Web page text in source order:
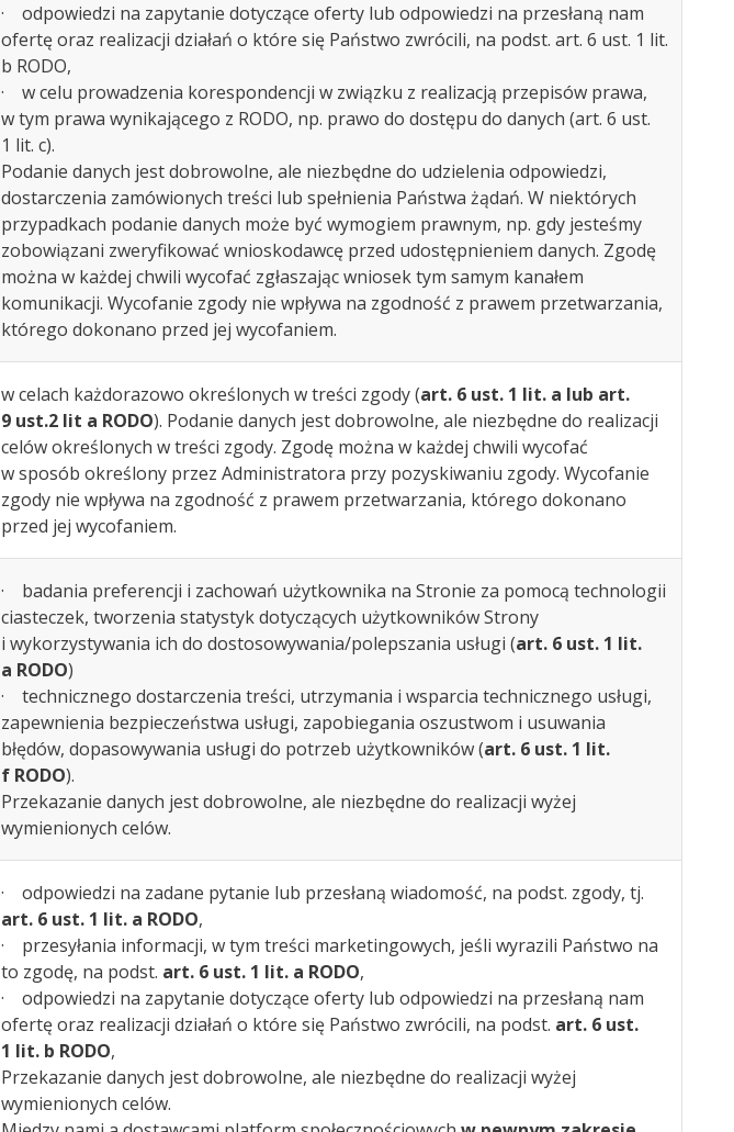
· odpowiedzi na zapytanie dotyczące oferty lub odpowiedzi na przesłaną nam
ofertę oraz realizacji działań o które się Państwo zwrócili, na podst. art. 6 ust. 1 lit.
b RODO,
· w celu prowadzenia korespondencji w związku z realizacją przepisów prawa,
w tym prawa wynikającego z RODO, np. prawo do dostępu do danych (art. 6 ust.
1 lit. c).
Podanie danych jest dobrowolne, ale niezbędne do udzielenia odpowiedzi,
dostarczenia zamówionych treści lub spełnienia Państwa żądań. W niektórych
przypadkach podanie danych może być wymogiem prawnym, np. gdy jesteśmy
zobowiązani zweryfikować wnioskodawcę przed udostępnieniem danych. Zgodę
można w każdej chwili wycofać zgłaszając wniosek tym samym kanałem
komunikacji. Wycofanie zgody nie wpływa na zgodność z prawem przetwarzania,
którego dokonano przed jej wycofaniem.
w celach każdorazowo określonych w treści zgody (art. 6 ust. 1 lit. a lub art.
9 ust.2 lit a RODO). Podanie danych jest dobrowolne, ale niezbędne do realizacji
celów określonych w treści zgody. Zgodę można w każdej chwili wycofać
w sposób określony przez Administratora przy pozyskiwaniu zgody. Wycofanie
zgody nie wpływa na zgodność z prawem przetwarzania, którego dokonano
przed jej wycofaniem.
· badania preferencji i zachowań użytkownika na Stronie za pomocą technologii
ciasteczek, tworzenia statystyk dotyczących użytkowników Strony
i wykorzystywania ich do dostosowywania/polepszania usługi (art. 6 ust. 1 lit.
a RODO)
· technicznego dostarczenia treści, utrzymania i wsparcia technicznego usługi,
zapewnienia bezpieczeństwa usługi, zapobiegania oszustwom i usuwania
błędów, dopasowywania usługi do potrzeb użytkowników (art. 6 ust. 1 lit.
f RODO).
Przekazanie danych jest dobrowolne, ale niezbędne do realizacji wyżej
wymienionych celów.
· odpowiedzi na zadane pytanie lub przesłaną wiadomość, na podst. zgody, tj.
art. 6 ust. 1 lit. a RODO,
· przesyłania informacji, w tym treści marketingowych, jeśli wyrazili Państwo na
to zgodę, na podst. art. 6 ust. 1 lit. a RODO,
· odpowiedzi na zapytanie dotyczące oferty lub odpowiedzi na przesłaną nam
ofertę oraz realizacji działań o które się Państwo zwrócili, na podst. art. 6 ust.
1 lit. b RODO,
Przekazanie danych jest dobrowolne, ale niezbędne do realizacji wyżej
wymienionych celów.